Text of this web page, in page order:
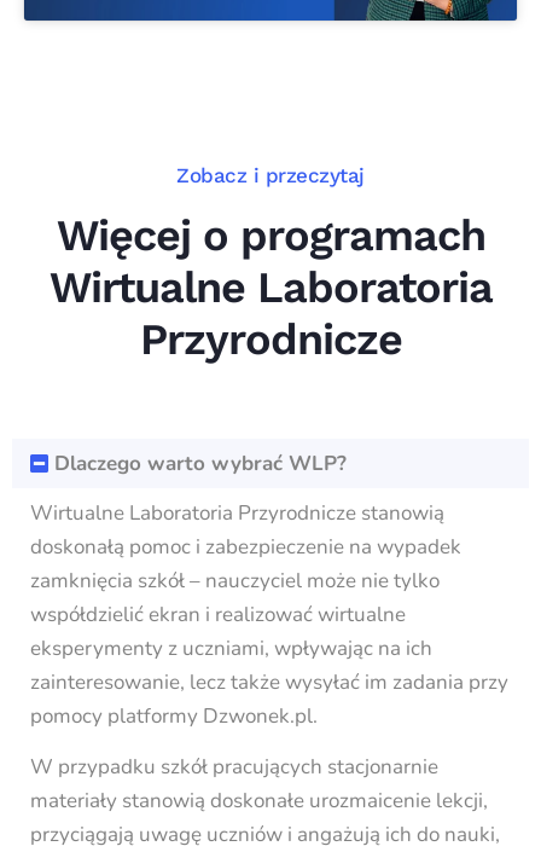
Zobacz i przeczytaj
Więcej o programach
Wirtualne Laboratoria
Przyrodnicze
Dlaczego warto wybrać WLP?
Wirtualne Laboratoria Przyrodnicze stanowią
doskonałą pomoc i zabezpieczenie na wypadek
zamknięcia szkół – nauczyciel może nie tylko
współdzielić ekran i realizować wirtualne
eksperymenty z uczniami, wpływając na ich
zainteresowanie, lecz także wysyłać im zadania przy
pomocy platformy Dzwonek.pl.
W przypadku szkół pracujących stacjonarnie
materiały stanowią doskonałe urozmaicenie lekcji,
przyciągają uwagę uczniów i angażują ich do nauki,